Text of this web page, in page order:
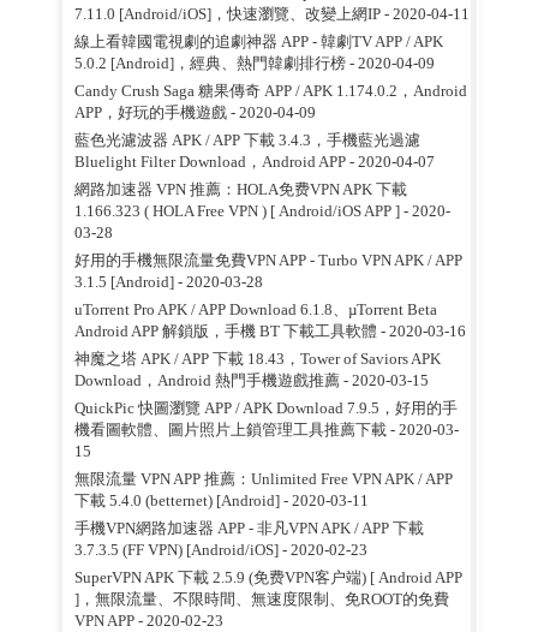
7.11.0 [Android/iOS]，快速瀏覽、改變上網IP- 2020-04-11
線上看韓國電視劇的追劇神器 APP - 韓劇TV APP / APK
5.0.2 [Android]，經典、熱門韓劇排行榜- 2020-04-09
Candy Crush Saga 糖果傳奇 APP / APK 1.174.0.2，Android
APP，好玩的手機遊戲- 2020-04-09
藍色光濾波器 APK / APP 下載 3.4.3，手機藍光過濾
Bluelight Filter Download，Android APP- 2020-04-07
網路加速器 VPN 推薦：HOLA免费VPN APK 下載
1.166.323 ( HOLA Free VPN ) [ Android/iOS APP ]- 2020-
03-28
好用的手機無限流量免費VPN APP - Turbo VPN APK / APP
3.1.5 [Android]- 2020-03-28
uTorrent Pro APK / APP Download 6.1.8、µTorrent Beta
Android APP 解鎖版，手機 BT 下載工具軟體 - 2020-03-16
神魔之塔 APK / APP 下載 18.43，Tower of Saviors APK
Download，Android 熱門手機遊戲推薦- 2020-03-15
QuickPic 快圖瀏覽 APP / APK Download 7.9.5，好用的手
機看圖軟體、圖片照片上鎖管理工具推薦下載- 2020-03-
15
無限流量 VPN APP 推薦：Unlimited Free VPN APK / APP
下載 5.4.0 (betternet) [Android]- 2020-03-11
手機VPN網路加速器 APP - 非凡VPN APK / APP 下載
3.7.3.5 (FF VPN) [Android/iOS]- 2020-02-23
SuperVPN APK 下載 2.5.9 (免费VPN客户端) [ Android APP
]，無限流量、不限時間、無速度限制、免ROOT的免費
VPN APP- 2020-02-23